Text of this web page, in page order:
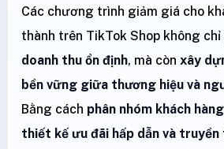
Các chương trình giảm giá cho
thành trên TikTok Shop không
doanh thu ổn định, mà còn xây
bền vững giữa thương hiệu và
Bằng cách phân nhóm khách
thiết kế ưu đãi hấp dẫn và